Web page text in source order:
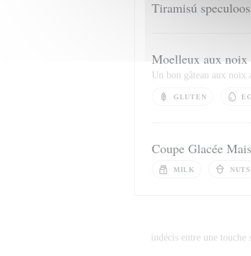
Tiramisú speculoos
Moelleux aux noix
Un bon gâteau aux noix
GLUTEN
Coupe Glacée
MILK NUTS
indécis entre une touche